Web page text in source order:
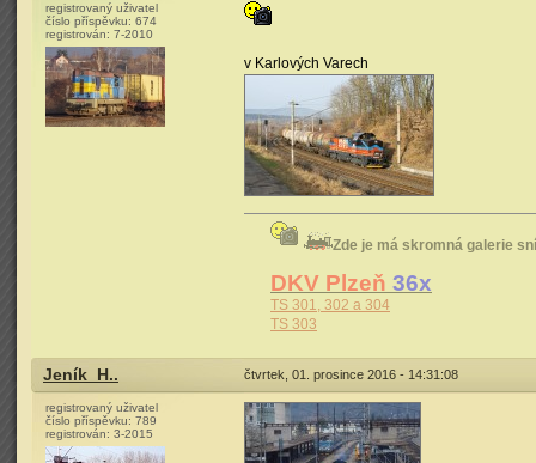
registrovaný uživatel
číslo příspěvku: 674
registrován: 7-2010
v Karlových Varech
Zde je má skromná galerie
DKV Plzeň 36x
TS 301, 302 a 304
TS 303
Jeník_H.. čtvrtek, 01. prosince 2016 - 14:31:08
registrovaný uživatel
číslo příspěvku: 789
registrován: 3-2015